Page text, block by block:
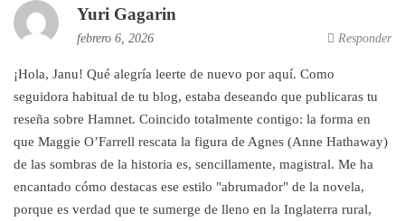
Yuri Gagarin
febrero 6, 2026 Responder
¡Hola, Janu! Qué alegría leerte de nuevo por aquí. Como
seguidora habitual de tu blog, estaba deseando que publicaras tu
reseña sobre Hamnet. Coincido totalmente contigo: la forma en
que Maggie O’Farrell rescata la figura de Agnes (Anne Hathaway)
de las sombras de la historia es, sencillamente, magistral. Me ha
encantado cómo destacas ese estilo "abrumador" de la novela,
porque es verdad que te sumerge de lleno en la Inglaterra rural,